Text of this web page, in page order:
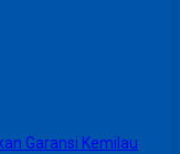
Garansi Kemilau